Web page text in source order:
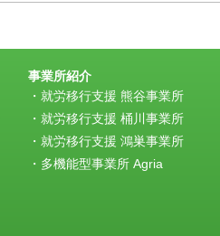
事業所紹介
就労移行支援 熊谷事業所
就労移行支援 桶川事業所
就労移行支援 鴻巣事業所
多機能型事業所 Agria